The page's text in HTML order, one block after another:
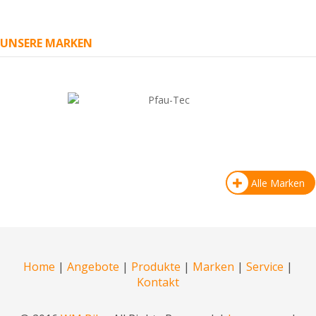
UNSERE MARKEN
Alle Marken
Home | Angebote | Produkte | Marken | Service |
Kontakt